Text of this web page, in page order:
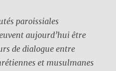
paroissiales
aujourd’hui être
de dialogue entre
et musulmanes